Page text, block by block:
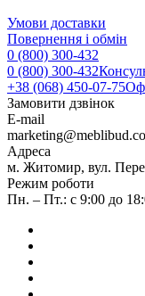
Умови доставки
Повернення і обмін
0 (800) 300-432
0 (800) 300-432
+38 (068) 450-07-75
Замовити дзвінок
E-mail
Адреса
м. Житомир, вул.
Режим роботи
Пн. – Пт.: с 9:00 до